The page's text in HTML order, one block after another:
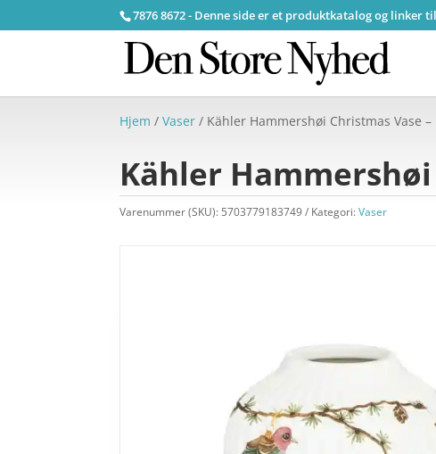
7876 8672 - Denne side er et produktkatalog og linker
Hjem /Vaser / Kähler Hammershøi Christmas Vase –
Kähler Hammershøi
Varenummer (SKU): 5703779183749 Kategori:Vaser